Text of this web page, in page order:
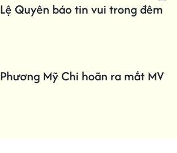
Lệ Quyên báo tin vui trong đêm
Phương Mỹ Chi hoãn ra mắt MV